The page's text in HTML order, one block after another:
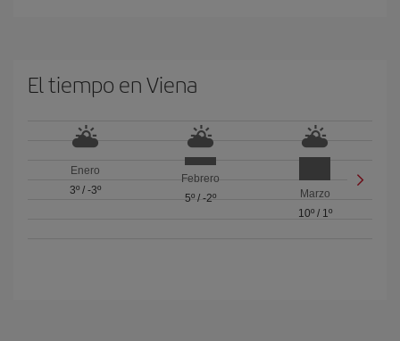
El tiempo en Viena
Enero
3º/ -3º
Febrero
5º/ -2º
Marzo
10º/ 1º